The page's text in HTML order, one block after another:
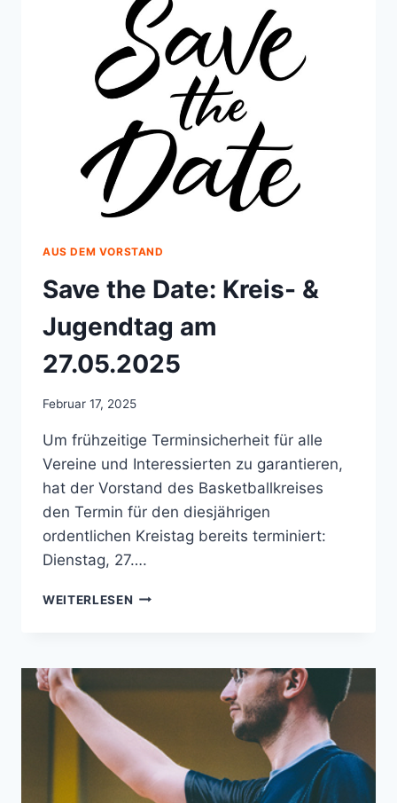
AUS DEM VORSTAND
Save the Date: Kreis- &
Jugendtag am
27.05.2025
Februar 17, 2025
Um frühzeitige Terminsicherheit für alle
Vereine und Interessierten zu garantieren,
hat der Vorstand des Basketballkreises
den Termin für den diesjährigen
ordentlichen Kreistag bereits terminiert:
Dienstag, 27….
WEITERLESEN SAVE
&
JUGENDTAG